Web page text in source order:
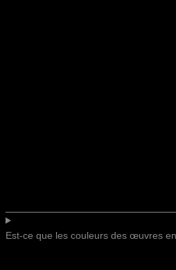
Est-ce que les couleurs des œuvres